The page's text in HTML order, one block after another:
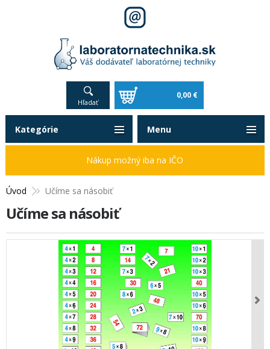
Hľadať
0,00 €
Úvod Učíme sa násobiť
Učíme sa násobiť
Kategórie
Nákup možný iba na IČO
Menu